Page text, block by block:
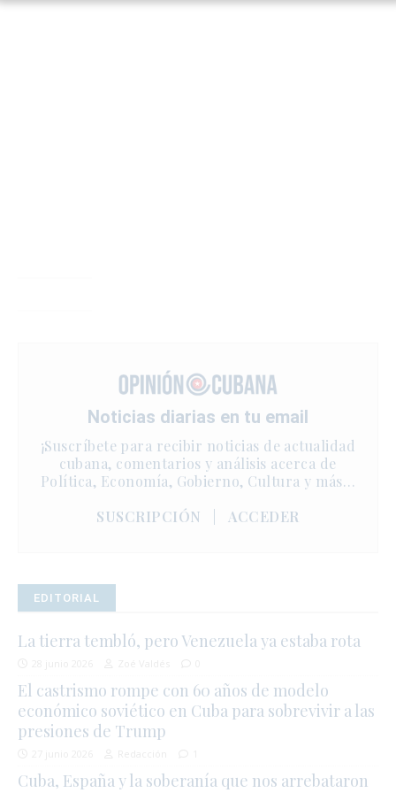
Noticias diarias en tu email
¡Suscríbete para recibir noticias de actualidad
cubana, comentarios y análisis acerca de
Política, Economía, Gobierno, Cultura y más…
SUSCRIPCIÓN
ACCEDER
EDITORIAL
La tierra tembló, pero Venezuela ya estaba rota
El castrismo rompe con 60 años de modelo
económico soviético en Cuba para sobrevivir a las
presiones de Trump
Cuba, España y la soberanía que nos arrebataron